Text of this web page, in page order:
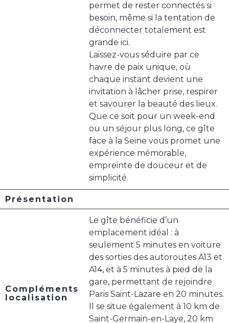
permet de rester connectés si
besoin, même si la tentation de
déconnecter totalement est
grande ici.
Laissez-vous séduire par ce
havre de paix unique, où
chaque instant devient une
invitation à lâcher prise, respirer
et savourer la beauté des lieux.
Que ce soit pour un week-end
ou un séjour plus long, ce gîte
face à la Seine vous promet une
expérience mémorable,
empreinte de douceur et de
simplicité.
Présentation
Compléments
localisation
Le gîte bénéficie d’un
emplacement idéal : à
seulement 5 minutes en voiture
des sorties des autoroutes A13 et
A14, et à 5 minutes à pied de la
gare, permettant de rejoindre
Paris Saint-Lazare en 20 minutes.
Il se situe également à 10 km de
Saint-Germain-en-Laye, 20 km